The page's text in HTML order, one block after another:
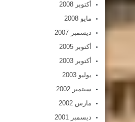
أكتوبر 2008
مايو 2008
ديسمبر 2007
أكتوبر 2005
أكتوبر 2003
يوليو 2003
سبتمبر 2002
مارس 2002
ديسمبر 2001